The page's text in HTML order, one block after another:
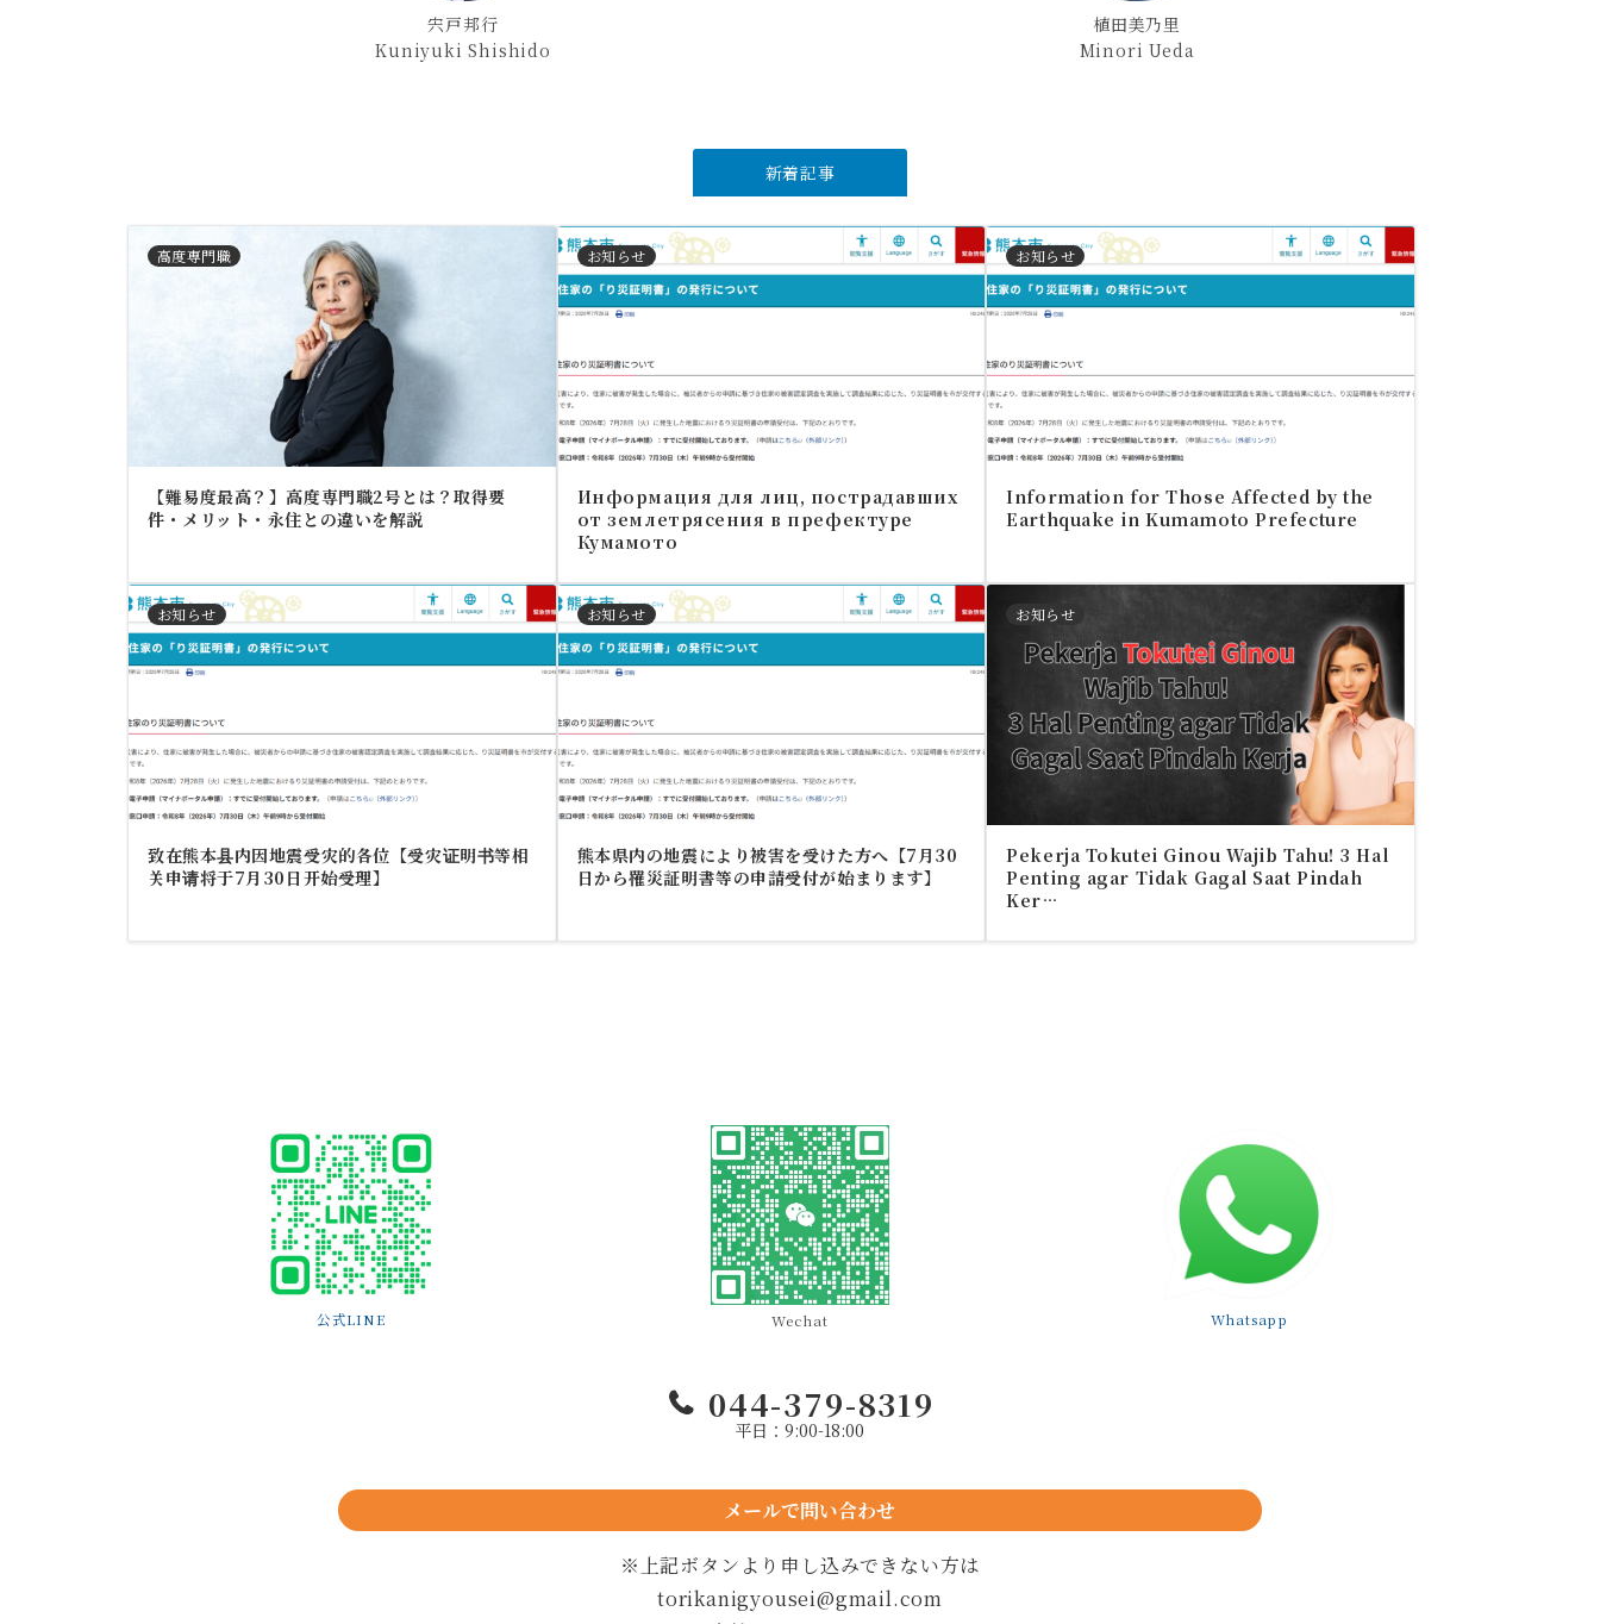
宍戸邦行
Kuniyuki Shishido
植田美乃里
Minori Ueda
新着記事
高度専門職
【難易度最高？】高度専門職2号とは？取得要
件・メリット・永住との違いを解説
お知らせ
Информация для лиц, пострадавших
от землетрясения в префектуре
Кумамото
お知らせ
Information for Those Affected by the
Earthquake in Kumamoto Prefecture
お知らせ
致在熊本县内因地震受灾的各位【受灾证明书等相
关申请将于7月30日开始受理】
お知らせ
熊本県内の地震により被害を受けた方へ【7月30
日から罹災証明書等の申請受付が始まります】
お知らせ
Pekerja Tokutei Ginou Wajib Tahu! 3 Hal
Penting agar Tidak Gagal Saat Pindah
Ker…
公式LINE Wechat Whatsapp
044-379-8319
平日：9:00-18:00
メールで問い合わせ
※上記ボタンより申し込みできない方は
torikanigyousei@gmail.com